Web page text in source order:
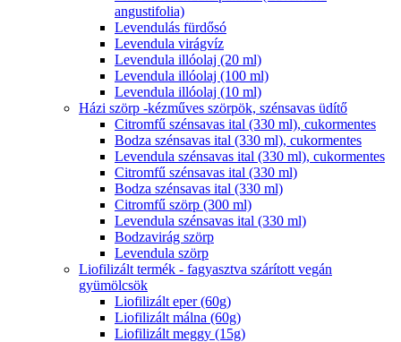
angustifolia)
Levendulás fürdősó
Levendula virágvíz
Levendula illóolaj (20 ml)
Levendula illóolaj (100 ml)
Levendula illóolaj (10 ml)
Házi szörp -kézműves szörpök, szénsavas üdítő
Citromfű szénsavas ital (330 ml), cukormentes
Bodza szénsavas ital (330 ml), cukormentes
Levendula szénsavas ital (330 ml), cukormentes
Citromfű szénsavas ital (330 ml)
Bodza szénsavas ital (330 ml)
Citromfű szörp (300 ml)
Levendula szénsavas ital (330 ml)
Bodzavirág szörp
Levendula szörp
Liofilizált termék - fagyasztva szárított vegán
gyümölcsök
Liofilizált eper (60g)
Liofilizált málna (60g)
Liofilizált meggy (15g)